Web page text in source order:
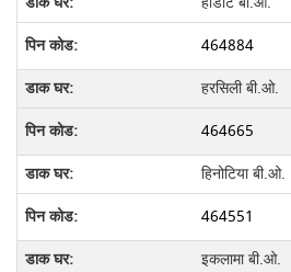
464884
हरसिली बी.ओ.
464665
हिनोटिया बी.ओ.
464551
इकलामा बी.ओ.